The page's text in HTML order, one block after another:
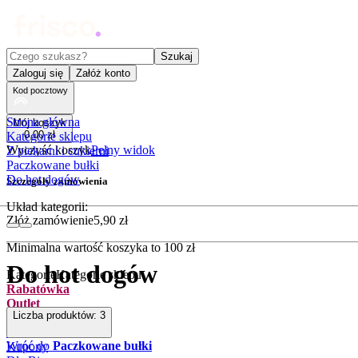
Czego szukasz?
Szukaj
Zaloguj się
Załóż konto
Kod pocztowy
Mój koszyk
0,00 zł
Wyczyść koszykPełny widok
Szczegóły zamówienia
Złóż zamówienie5,90 zł
Minimalna wartość koszyka to 100 zł
KategorieKategorie sklepu
Rabatówka
Outlet
Promocje
Kupony
Strona główna
Kategorie sklepu
Z piekarni i cukierni
Paczkowane bułki
Do hot dogów
Układ kategorii:
Do hot dogów
Liczba produktów: 3
Wróć do Paczkowane bułki